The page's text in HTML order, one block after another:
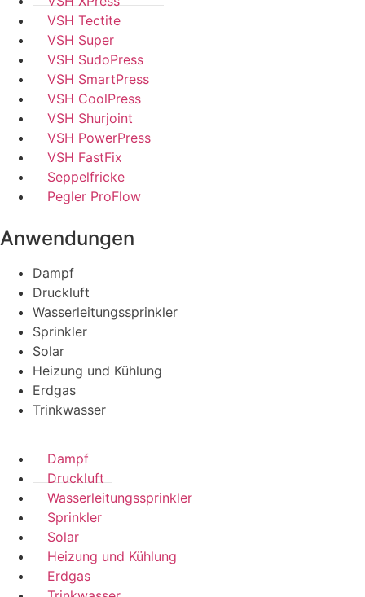
VSH Tectite
VSH Super
VSH SudoPress
VSH SmartPress
VSH CoolPress
VSH Shurjoint
VSH PowerPress
VSH FastFix
Seppelfricke
Pegler ProFlow
Anwendungen
Dampf
Druckluft
Wasserleitungssprinkler
Sprinkler
Solar
Heizung und Kühlung
Erdgas
Trinkwasser
Dampf
Druckluft
Wasserleitungssprinkler
Sprinkler
Solar
Heizung und Kühlung
Erdgas